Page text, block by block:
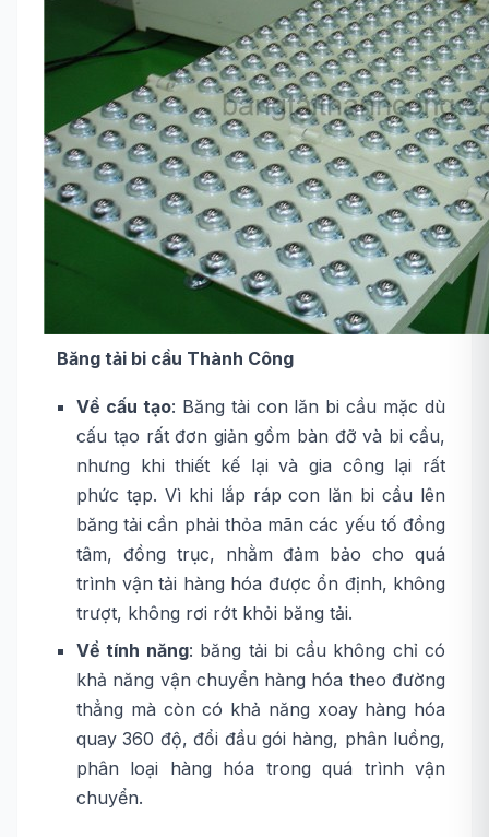
Băng tải bi cầu Thành Công
Về cấu tạo: Băng tải con lăn bi cầu mặc dù
cấu tạo rất đơn giản gồm bàn đỡ và bi cầu,
nhưng khi thiết kế lại và gia công lại rất
phức tạp. Vì khi lắp ráp con lăn bi cầu lên
băng tải cần phải thỏa mãn các yếu tố đồng
tâm, đồng trục, nhằm đảm bảo cho quá
trình vận tải hàng hóa được ổn định, không
trượt, không rơi rớt khỏi băng tải.
Về tính năng: băng tải bi cầu không chỉ có
khả năng vận chuyển hàng hóa theo đường
thẳng mà còn có khả năng xoay hàng hóa
quay 360 độ, đổi đầu gói hàng, phân luồng,
phân loại hàng hóa trong quá trình vận
chuyển.